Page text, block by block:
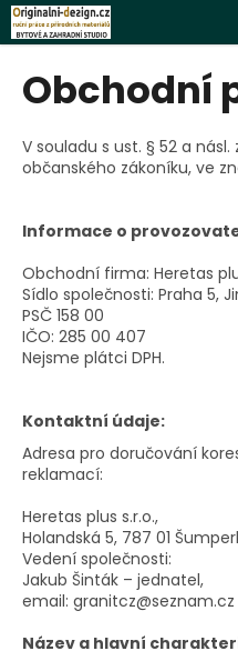
Přejít
na
obsah
Obchodní
V souladu s ust. § 52 a
občanského zákoníku, ve
Informace o
Obchodní firma: Heretas
Sídlo společnosti: Praha 5,
PSČ 158 00
IČO: 285 00 407
Nejsme plátci DPH.
Kontaktní údaje:
Adresa pro doručování
reklamací:
Heretas plus s.r.o.,
Holandská 5, 787 01
Vedení společnosti:
Jakub Šinták – jednatel,
email: granitcz@seznam.cz
Název a hlavní
K
o
o
p
t
ř
e
b
u
e
t
e
a
j
í
t
?